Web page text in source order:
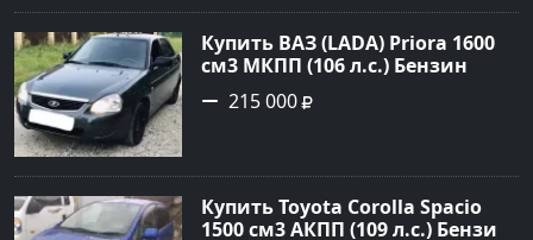
Авторынок23
Купить ВАЗ (LADA) Priora 1600
см3 МКПП (106 л.с.) Бензин
инжектор в Темрюк : цвет
Серый Седан 2014 года по цене
215 000
Купить Toyota Corolla Spacio
1500 см3 АКПП (109 л.с.) Бензин